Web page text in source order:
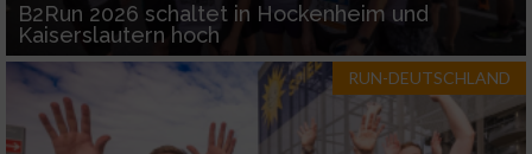
B2Run 2026 schaltet in Hockenheim und
Kaiserslautern hoch
RUN-DEUTSCHLAND